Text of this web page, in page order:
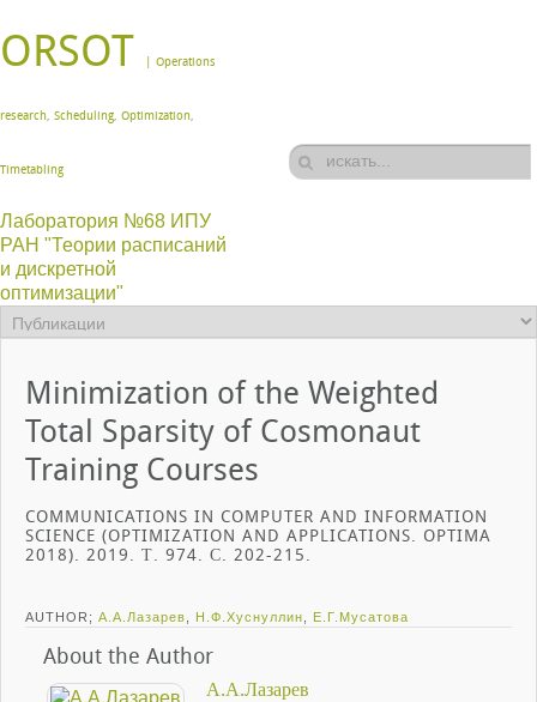
ORSOT | Operations
research, Scheduling, Optimization,
Timetabling
Лаборатория №68 ИПУ
РАН "Теории расписаний
и дискретной
оптимизации"
Minimization of the Weighted
Total Sparsity of Cosmonaut
Training Courses
COMMUNICATIONS IN COMPUTER AND INFORMATION
SCIENCE (OPTIMIZATION AND APPLICATIONS. OPTIMA
2018). 2019. Т. 974. С. 202-215.
AUTHOR; А.А.Лазарев Н.Ф.Хуснуллин Е.Г.Мусатова
About the Author
А.А.Лазарев